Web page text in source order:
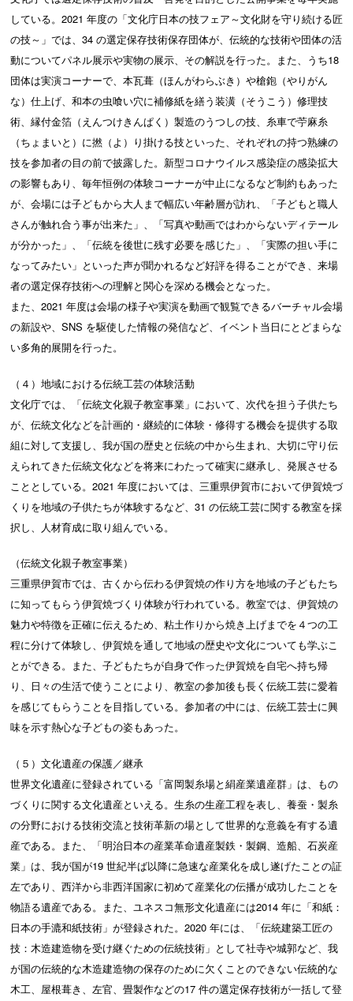
している。2021 年度の「文化庁日本の技フェア～文化財を守り続ける匠
の技～」では、34 の選定保存技術保存団体が、伝統的な技術や団体の活
動についてパネル展示や実物の展示、その解説を行った。また、うち18
団体は実演コーナーで、本瓦葺（ほんがわらぶき）や槍鉋（やりがん
な）仕上げ、和本の虫喰い穴に補修紙を繕う装潢（そうこう）修理技
術、縁付金箔（えんつけきんぱく）製造のうつしの技、糸車で苧麻糸
（ちょまいと）に撚（よ）り掛ける技といった、それぞれの持つ熟練の
技を参加者の目の前で披露した。新型コロナウイルス感染症の感染拡大
の影響もあり、毎年恒例の体験コーナーが中止になるなど制約もあった
が、会場には子どもから大人まで幅広い年齢層が訪れ、「子どもと職人
さんが触れ合う事が出来た」、「写真や動画ではわからないディテール
が分かった」、「伝統を後世に残す必要を感じた」、「実際の担い手に
なってみたい」といった声が聞かれるなど好評を得ることができ、来場
者の選定保存技術への理解と関心を深める機会となった。
また、2021 年度は会場の様子や実演を動画で観覧できるバーチャル会場
の新設や、SNS を駆使した情報の発信など、イベント当日にとどまらな
い多角的展開を行った。
（４）地域における伝統工芸の体験活動
文化庁では、「伝統文化親子教室事業」において、次代を担う子供たち
が、伝統文化などを計画的・継続的に体験・修得する機会を提供する取
組に対して支援し、我が国の歴史と伝統の中から生まれ、大切に守り伝
えられてきた伝統文化などを将来にわたって確実に継承し、発展させる
こととしている。2021 年度においては、三重県伊賀市において伊賀焼づ
くりを地域の子供たちが体験するなど、31 の伝統工芸に関する教室を採
択し、人材育成に取り組んでいる。
（伝統文化親子教室事業）
三重県伊賀市では、古くから伝わる伊賀焼の作り方を地域の子どもたち
に知ってもらう伊賀焼づくり体験が行われている。教室では、伊賀焼の
魅力や特徴を正確に伝えるため、粘土作りから焼き上げまでを４つの工
程に分けて体験し、伊賀焼を通して地域の歴史や文化についても学ぶこ
とができる。また、子どもたちが自身で作った伊賀焼を自宅へ持ち帰
り、日々の生活で使うことにより、教室の参加後も長く伝統工芸に愛着
を感じてもらうことを目指している。参加者の中には、伝統工芸士に興
味を示す熱心な子どもの姿もあった。
（５）文化遺産の保護／継承
世界文化遺産に登録されている「富岡製糸場と絹産業遺産群」は、もの
づくりに関する文化遺産といえる。生糸の生産工程を表し、養蚕・製糸
の分野における技術交流と技術革新の場として世界的な意義を有する遺
産である。また、「明治日本の産業革命遺産製鉄・製鋼、造船、石炭産
業」は、我が国が19 世紀半ば以降に急速な産業化を成し遂げたことの証
左であり、西洋から非西洋国家に初めて産業化の伝播が成功したことを
物語る遺産である。また、ユネスコ無形文化遺産には2014 年に「和紙：
日本の手漉和紙技術」が登録された。2020 年には、「伝統建築工匠の
技：木造建造物を受け継ぐための伝統技術」として社寺や城郭など、我
が国の伝統的な木造建造物の保存のために欠くことのできない伝統的な
木工、屋根葺き、左官、畳製作などの17 件の選定保存技術が一括して登